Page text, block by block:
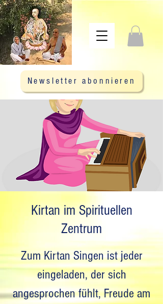
Newsletter abonnieren
Kirtan im Spirituellen
Zentrum
Zum Kirtan Singen ist jeder
eingeladen, der sich
angesprochen fühlt, Freude am